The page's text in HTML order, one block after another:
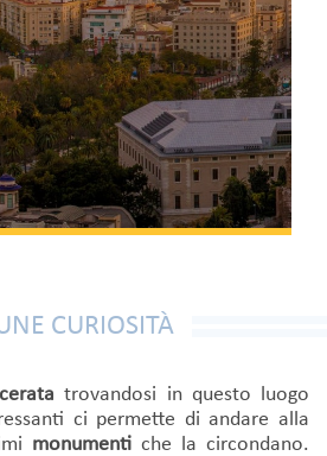
CURIOSITÀ
trovandosi in questo luogo
ci permette di andare alla
monumenti che la circondano.